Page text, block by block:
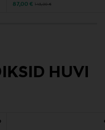
Discounted Price
87,00 € Original Price
145,00 €
HUVI